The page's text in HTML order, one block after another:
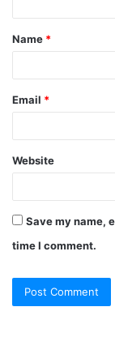
t
*
Name *
Email *
Website
Save my name,
time I comment.